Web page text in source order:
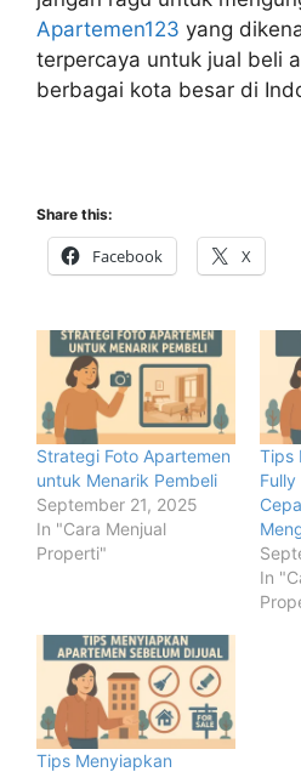
Apartemen123 yang
terpercaya untuk jual beli
berbagai kota besar di
Share this:
Facebook X
Strategi Foto Apartemen
untuk Menarik Pembeli
September 21, 2025
In "Cara Menjual
Properti"
Tips
In
Tips Menyiapkan